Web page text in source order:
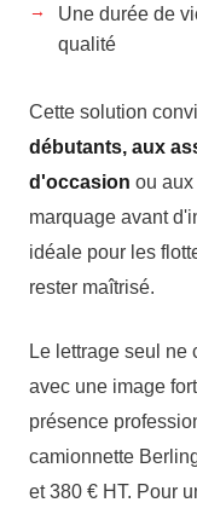
Une durée de
qualité
Cette solution
débutants, aux
d'occasion ou
marquage avant
idéale pour les
rester maîtrisé.
Le lettrage seul
avec une image
présence
camionnette
et 380 € HT. Pour